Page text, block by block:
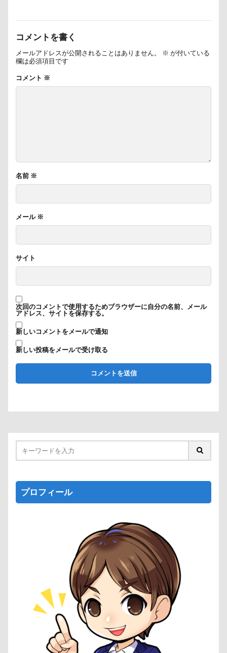
コメントを書く
メールアドレスが公開されることはありません。 ※ が付いている
欄は必須項目です
コメント ※
名前 ※
メール ※
サイト
次回のコメントで使用するためブラウザーに自分の名前、メール
アドレス、サイトを保存する。
新しいコメントをメールで通知
新しい投稿をメールで受け取る
プロフィール